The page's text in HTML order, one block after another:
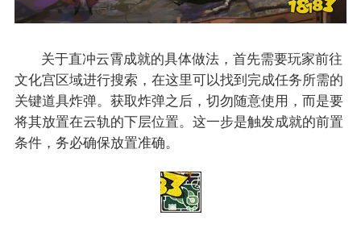
关于直冲云霄成就的具体做法，首先需要玩家前往
文化宫区域进行搜索，在这里可以找到完成任务所需的
关键道具炸弹。获取炸弹之后，切勿随意使用，而是要
将其放置在云轨的下层位置。这一步是触发成就的前置
条件，务必确保放置准确。